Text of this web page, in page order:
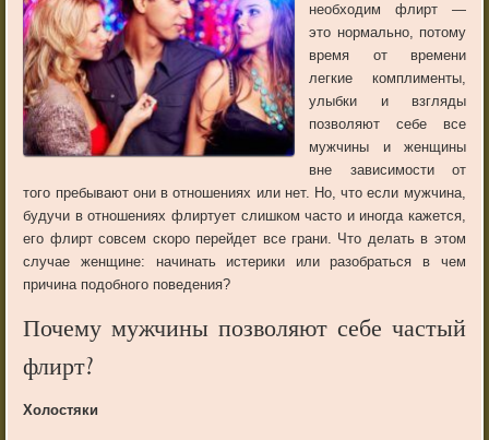
необходим флирт —
это нормально, потому
время от времени
легкие комплименты,
улыбки и взгляды
позволяют себе все
мужчины и женщины
вне зависимости от
того пребывают они в отношениях или нет. Но, что если мужчина,
будучи в отношениях флиртует слишком часто и иногда кажется,
его флирт совсем скоро перейдет все грани. Что делать в этом
случае женщине: начинать истерики или разобраться в чем
причина подобного поведения?
Почему мужчины позволяют себе частый
флирт?
Холостяки